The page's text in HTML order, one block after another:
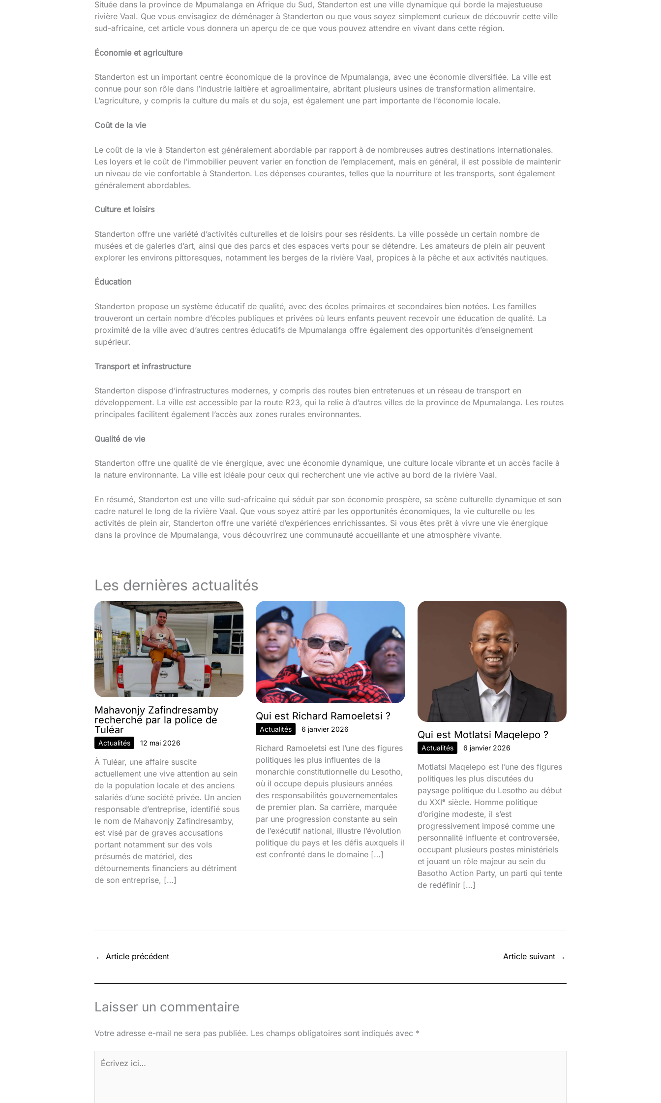
Située dans la province de Mpumalanga en Afrique du Sud, Standerton est une ville dynamique qui borde la majestueuse
rivière Vaal. Que vous envisagiez de déménager à Standerton ou que vous soyez simplement curieux de découvrir cette ville
sud-africaine, cet article vous donnera un aperçu de ce que vous pouvez attendre en vivant dans cette région.
Économie et agriculture
Standerton est un important centre économique de la province de Mpumalanga, avec une économie diversifiée. La ville est
connue pour son rôle dans l’industrie laitière et agroalimentaire, abritant plusieurs usines de transformation alimentaire.
L’agriculture, y compris la culture du maïs et du soja, est également une part importante de l’économie locale.
Coût de la vie
Le coût de la vie à Standerton est généralement abordable par rapport à de nombreuses autres destinations internationales.
Les loyers et le coût de l’immobilier peuvent varier en fonction de l’emplacement, mais en général, il est possible de maintenir
un niveau de vie confortable à Standerton. Les dépenses courantes, telles que la nourriture et les transports, sont également
généralement abordables.
Culture et loisirs
Standerton offre une variété d’activités culturelles et de loisirs pour ses résidents. La ville possède un certain nombre de
musées et de galeries d’art, ainsi que des parcs et des espaces verts pour se détendre. Les amateurs de plein air peuvent
explorer les environs pittoresques, notamment les berges de la rivière Vaal, propices à la pêche et aux activités nautiques.
Éducation
Standerton propose un système éducatif de qualité, avec des écoles primaires et secondaires bien notées. Les familles
trouveront un certain nombre d’écoles publiques et privées où leurs enfants peuvent recevoir une éducation de qualité. La
proximité de la ville avec d’autres centres éducatifs de Mpumalanga offre également des opportunités d’enseignement
supérieur.
Transport et infrastructure
Standerton dispose d’infrastructures modernes, y compris des routes bien entretenues et un réseau de transport en
développement. La ville est accessible par la route R23, qui la relie à d’autres villes de la province de Mpumalanga. Les routes
principales facilitent également l’accès aux zones rurales environnantes.
Qualité de vie
Standerton offre une qualité de vie énergique, avec une économie dynamique, une culture locale vibrante et un accès facile à
la nature environnante. La ville est idéale pour ceux qui recherchent une vie active au bord de la rivière Vaal.
En résumé, Standerton est une ville sud-africaine qui séduit par son économie prospère, sa scène culturelle dynamique et son
cadre naturel le long de la rivière Vaal. Que vous soyez attiré par les opportunités économiques, la vie culturelle ou les
activités de plein air, Standerton offre une variété d’expériences enrichissantes. Si vous êtes prêt à vivre une vie énergique
dans la province de Mpumalanga, vous découvrirez une communauté accueillante et une atmosphère vivante.
Les dernières actualités
Mahavonjy Zafindresamby
recherché par la police de
Tuléar
Actualités 12 mai 2026
À Tuléar, une affaire suscite
actuellement une vive attention au sein
de la population locale et des anciens
salariés d’une société privée. Un ancien
responsable d’entreprise, identifié sous
le nom de Mahavonjy Zafindresamby,
est visé par de graves accusations
portant notamment sur des vols
présumés de matériel, des
détournements financiers au détriment
de son entreprise, […]
Qui est Richard Ramoeletsi ?
Actualités 6 janvier 2026
Richard Ramoeletsi est l’une des figures
politiques les plus influentes de la
monarchie constitutionnelle du Lesotho,
où il occupe depuis plusieurs années
des responsabilités gouvernementales
de premier plan. Sa carrière, marquée
par une progression constante au sein
de l’exécutif national, illustre l’évolution
politique du pays et les défis auxquels il
est confronté dans le domaine […]
Qui est Motlatsi Maqelepo ?
Actualités 6 janvier 2026
Motlatsi Maqelepo est l’une des figures
politiques les plus discutées du
paysage politique du Lesotho au début
du XXIᵉ siècle. Homme politique
d’origine modeste, il s’est
progressivement imposé comme une
personnalité influente et controversée,
occupant plusieurs postes ministériels
et jouant un rôle majeur au sein du
Basotho Action Party, un parti qui tente
de redéfinir […]
← Article précédent Article suivant →
Laisser un commentaire
Votre adresse e-mail ne sera pas publiée. Les champs obligatoires sont indiqués avec *
ici…